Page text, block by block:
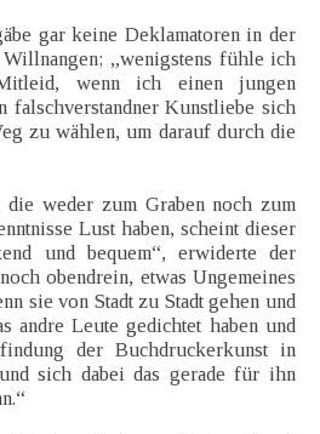
gar keine Deklamatoren in der
„wenigstens fühle ich
wenn ich einen jungen
falschverstandner Kunstliebe sich
zu wählen, um darauf durch die
die weder zum Graben noch zum
Lust haben, scheint dieser
und bequem“, erwiderte der
obendrein, etwas Ungemeines
sie von Stadt zu Stadt gehen und
andre Leute gedichtet haben und
der Buchdruckerkunst in
sich dabei das gerade für ihn